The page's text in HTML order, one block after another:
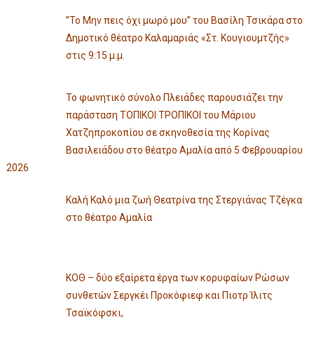
”Το Μην πεις όχι μωρό μου” του Βασίλη Τσικάρα στο
Δημοτικό θέατρο Καλαμαριάς «Στ. Κουγιουμτζής»
στις 9:15 μ.μ.
Το φωνητικό σύνολο Πλειάδες παρουσιάζει την
παράσταση ΤΟΠΙΚΟΙ ΤΡΟΠΙΚΟΙ του Μάριου
Χατζηπροκοπίου σε σκηνοθεσία της Κορίνας
Βασιλειάδου στο θέατρο Αμαλία από 5 Φεβρουαρίου
2026
Καλή Καλό μια ζωή Θεατρίνα της Στεργιάνας Τζέγκα
στο θέατρο Αμαλία
ΚΟΘ – δύο εξαίρετα έργα των κορυφαίων Ρώσων
συνθετών Σεργκέι Προκόφιεφ και Πιοτρ Ίλιτς
Τσαϊκόφσκι,